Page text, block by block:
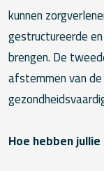
kunnen
gestructureerde
brengen. De
afstemmen van
Hoe hebben